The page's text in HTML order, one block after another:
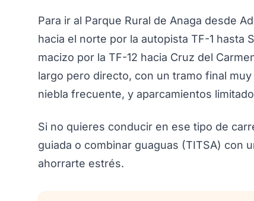
Para ir al Parque Rural de Anaga desde
hacia el norte por la autopista TF-1 hasta
macizo por la TF-12 hacia Cruz del
largo pero directo, con un tramo final
niebla frecuente, y aparcamientos
Si no quieres conducir en ese tipo de
guiada o combinar guaguas (TITSA) con
ahorrarte estrés.